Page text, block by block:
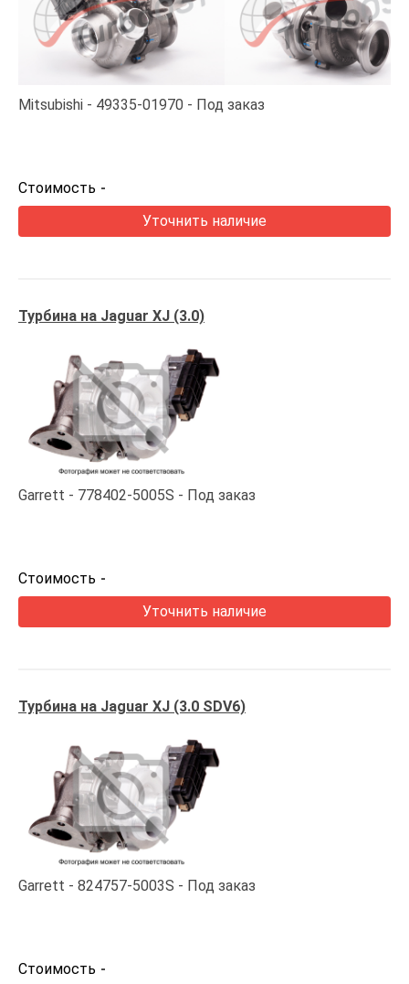
Mitsubishi 49335-01970 Под заказ
Стоимость -
Уточнить наличие
Турбина на Jaguar XJ (3.0)
Garrett 778402-5005S Под заказ
Стоимость -
Уточнить наличие
Турбина на Jaguar XJ (3.0 SDV6)
Garrett 824757-5003S Под заказ
Стоимость -